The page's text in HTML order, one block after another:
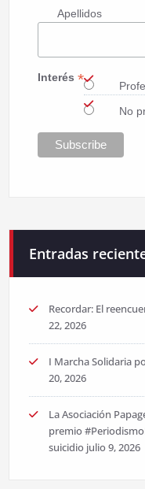
Apellidos
Interés *
No
Entradas
Recordar: El
22, 2026
I Marcha Solidaria
20, 2026
La Asociación
premio
suicidio julio 9, 2026